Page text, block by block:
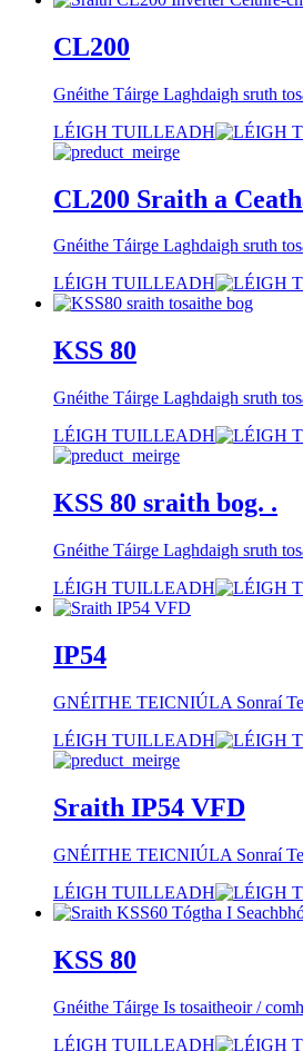
CL200
Gnéithe Táirge Laghdaigh sruth
LÉIGH TUILLEADH
CL200 Sraith a
Gnéithe Táirge Laghdaigh sruth
LÉIGH TUILLEADH
KSS 80
Gnéithe Táirge Laghdaigh sruth
LÉIGH TUILLEADH
KSS 80 sraith bog. .
Gnéithe Táirge Laghdaigh sruth
LÉIGH TUILLEADH
IP54
GNÉITHE TEICNIÚLA Sonraí
LÉIGH TUILLEADH
Sraith IP54 VFD
GNÉITHE TEICNIÚLA Sonraí
LÉIGH TUILLEADH
KSS 80
Gnéithe Táirge Is tosaitheoir /
LÉIGH TUILLEADH